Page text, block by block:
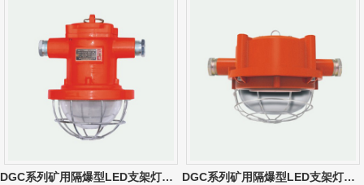
DGC系列矿用隔爆型LED支架灯（10W-30W） DGC系列矿用隔爆型LED支架灯（圆形）